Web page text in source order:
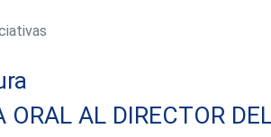
ORAL AL DIRECTOR